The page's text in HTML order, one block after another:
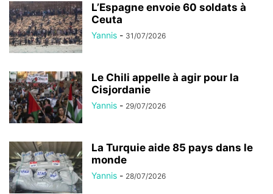
L’Espagne envoie 60 soldats à
Ceuta
Yannis - 31/07/2026
Le Chili appelle à agir pour la
Cisjordanie
Yannis - 29/07/2026
La Turquie aide 85 pays dans le
monde
Yannis - 28/07/2026